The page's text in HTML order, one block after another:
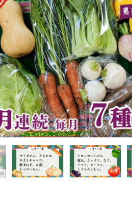
ス じゃがいも さつまいも とうもろこし
野菜(定期便)
け 】 農園自慢の情熱野菜セット （ 7品 ）
タス じゃがいも さつまいも とうもろこし